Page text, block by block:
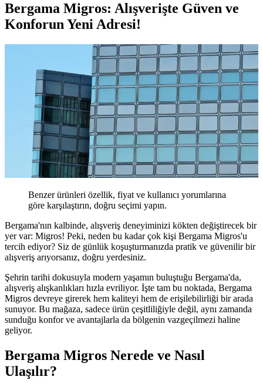
Bergama Migros: Alışverişte Güven ve
Konforun Yeni Adresi!
Benzer ürünleri özellik, fiyat ve kullanıcı yorumlarına
göre karşılaştırın, doğru seçimi yapın.
Bergama'nın kalbinde, alışveriş deneyiminizi kökten değiştirecek bir
yer var: Migros! Peki, neden bu kadar çok kişi Bergama Migros'u
tercih ediyor? Siz de günlük koşuşturmanızda pratik ve güvenilir bir
alışveriş arıyorsanız, doğru yerdesiniz.
Şehrin tarihi dokusuyla modern yaşamın buluştuğu Bergama'da,
alışveriş alışkanlıkları hızla evriliyor. İşte tam bu noktada, Bergama
Migros devreye girerek hem kaliteyi hem de erişilebilirliği bir arada
sunuyor. Bu mağaza, sadece ürün çeşitliliğiyle değil, aynı zamanda
sunduğu konfor ve avantajlarla da bölgenin vazgeçilmezi haline
geliyor.
Bergama Migros Nerede ve Nasıl
Ulaşılır?